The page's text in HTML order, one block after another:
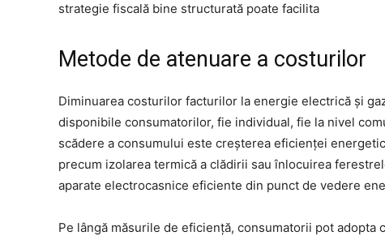
strategie fiscală bine structurată poate facilita
Metode de atenuare a costurilor
Diminuarea costurilor facturilor la energie electrică și
disponibile consumatorilor, fie individual, fie la nivel
scădere a consumului este creșterea eficienței
precum izolarea termică a clădirii sau înlocuirea
aparate electrocasnice eficiente din punct de vedere
Pe lângă măsurile de eficiență, consumatorii pot